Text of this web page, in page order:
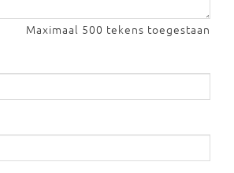
Maximaal 500 tekens toegestaan